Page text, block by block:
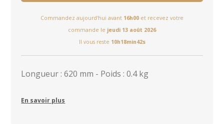
Commandez aujourd'hui avant 16h00 et recevez votre
commande le jeudi 13 août 2026
Il vous reste 10h18min41s
Longueur : 620 mm - Poids : 0.4 kg
En savoir plus